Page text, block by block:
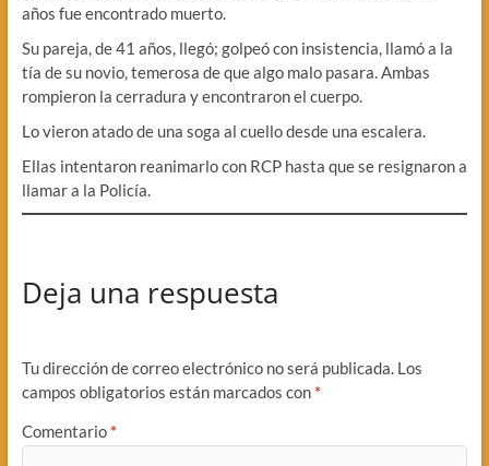
años fue encontrado muerto.
Su pareja, de 41 años, llegó; golpeó con insistencia, llamó a la
tía de su novio, temerosa de que algo malo pasara. Ambas
rompieron la cerradura y encontraron el cuerpo.
Lo vieron atado de una soga al cuello desde una escalera.
Ellas intentaron reanimarlo con RCP hasta que se resignaron a
llamar a la Policía.
Deja una respuesta
Tu dirección de correo electrónico no será publicada. Los
campos obligatorios están marcados con *
Comentario *